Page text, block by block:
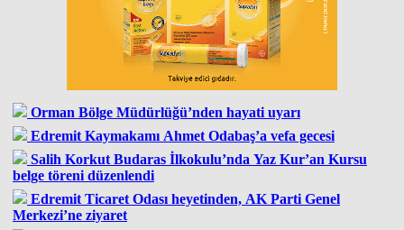
Orman Bölge Müdürlüğü’nden hayati uyarı
Edremit Kaymakamı Ahmet Odabaş’a vefa gecesi
Salih Korkut Budaras İlkokulu’nda Yaz Kur’an Kursu
belge töreni düzenlendi
Edremit Ticaret Odası heyetinden, AK Parti Genel
Merkezi’ne ziyaret